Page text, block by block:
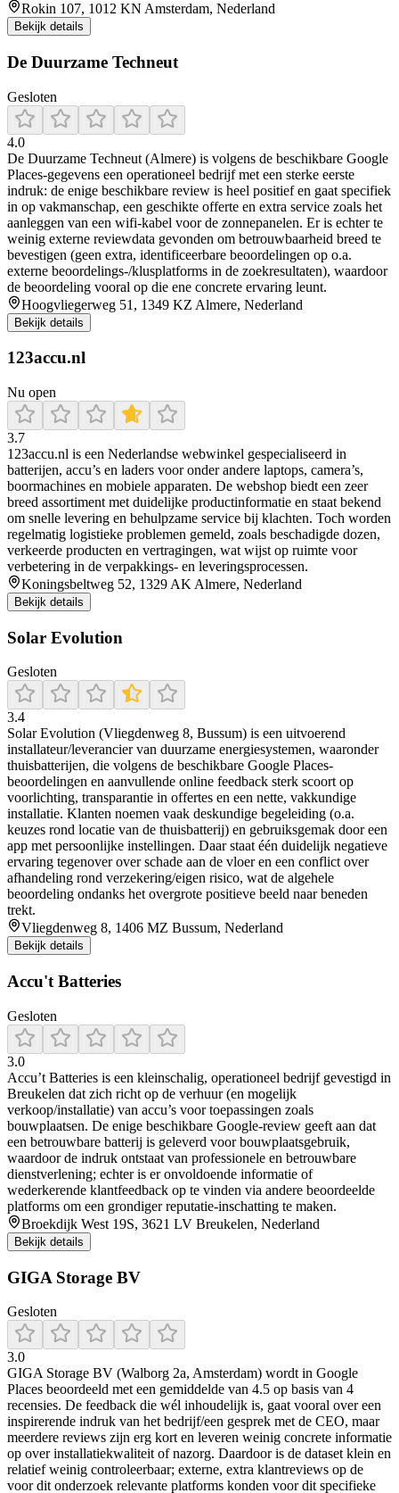
Rokin 107, 1012 KN Amsterdam, Nederland
Bekijk details
De Duurzame Techneut
Gesloten
4.0
De Duurzame Techneut (Almere) is volgens de beschikbare Google
Places-gegevens een operationeel bedrijf met een sterke eerste
indruk: de enige beschikbare review is heel positief en gaat specifiek
in op vakmanschap, een geschikte offerte en extra service zoals het
aanleggen van een wifi-kabel voor de zonnepanelen. Er is echter te
weinig externe reviewdata gevonden om betrouwbaarheid breed te
bevestigen (geen extra, identificeerbare beoordelingen op o.a.
externe beoordelings-/klusplatforms in de zoekresultaten), waardoor
de beoordeling vooral op die ene concrete ervaring leunt.
Hoogvliegerweg 51, 1349 KZ Almere, Nederland
Bekijk details
123accu.nl
Nu open
3.7
123accu.nl is een Nederlandse webwinkel gespecialiseerd in
batterijen, accu’s en laders voor onder andere laptops, camera’s,
boormachines en mobiele apparaten. De webshop biedt een zeer
breed assortiment met duidelijke productinformatie en staat bekend
om snelle levering en behulpzame service bij klachten. Toch worden
regelmatig logistieke problemen gemeld, zoals beschadigde dozen,
verkeerde producten en vertragingen, wat wijst op ruimte voor
verbetering in de verpakkings- en leveringsprocessen.
Koningsbeltweg 52, 1329 AK Almere, Nederland
Bekijk details
Solar Evolution
Gesloten
3.4
Solar Evolution (Vliegdenweg 8, Bussum) is een uitvoerend
installateur/leverancier van duurzame energiesystemen, waaronder
thuisbatterijen, die volgens de beschikbare Google Places-
beoordelingen en aanvullende online feedback sterk scoort op
voorlichting, transparantie in offertes en een nette, vakkundige
installatie. Klanten noemen vaak deskundige begeleiding (o.a.
keuzes rond locatie van de thuisbatterij) en gebruiksgemak door een
app met persoonlijke instellingen. Daar staat één duidelijk negatieve
ervaring tegenover over schade aan de vloer en een conflict over
afhandeling rond verzekering/eigen risico, wat de algehele
beoordeling ondanks het overgrote positieve beeld naar beneden
trekt.
Vliegdenweg 8, 1406 MZ Bussum, Nederland
Bekijk details
Accu't Batteries
Gesloten
3.0
Accu’t Batteries is een kleinschalig, operationeel bedrijf gevestigd in
Breukelen dat zich richt op de verhuur (en mogelijk
verkoop/installatie) van accu’s voor toepassingen zoals
bouwplaatsen. De enige beschikbare Google-review geeft aan dat
een betrouwbare batterij is geleverd voor bouwplaatsgebruik,
waardoor de indruk ontstaat van professionele en betrouwbare
dienstverlening; echter is er onvoldoende informatie of
wederkerende klantfeedback op te vinden via andere beoordeelde
platforms om een grondiger reputatie-inschatting te maken.
Broekdijk West 19S, 3621 LV Breukelen, Nederland
Bekijk details
GIGA Storage BV
Gesloten
3.0
GIGA Storage BV (Walborg 2a, Amsterdam) wordt in Google
Places beoordeeld met een gemiddelde van 4.5 op basis van 4
recensies. De feedback die wél inhoudelijk is, gaat vooral over een
inspirerende indruk van het bedrijf/een gesprek met de CEO, maar
meerdere reviews zijn erg kort en leveren weinig concrete informatie
op over installatiekwaliteit of nazorg. Daardoor is de dataset klein en
relatief weinig controleerbaar; externe, extra klantreviews op de
voor dit onderzoek relevante platforms konden voor dit specifieke